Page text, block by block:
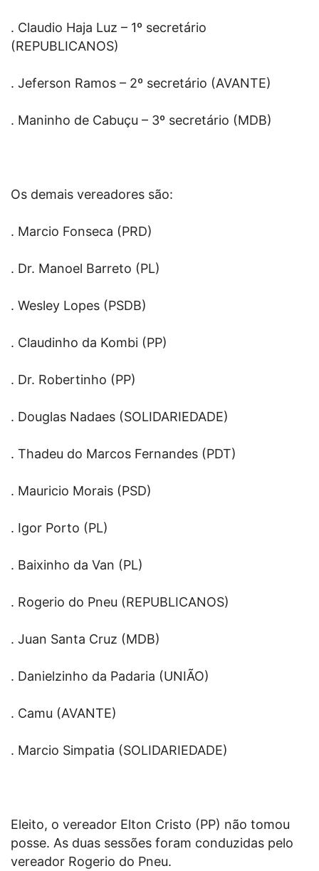
. Claudio Haja Luz – 1º secretário
(REPUBLICANOS)
. Jeferson Ramos – 2º secretário (AVANTE)
. Maninho de Cabuçu – 3º secretário (MDB)
Os demais vereadores são:
. Marcio Fonseca (PRD)
. Dr. Manoel Barreto (PL)
. Wesley Lopes (PSDB)
. Claudinho da Kombi (PP)
. Dr. Robertinho (PP)
. Douglas Nadaes (SOLIDARIEDADE)
. Thadeu do Marcos Fernandes (PDT)
. Mauricio Morais (PSD)
. Igor Porto (PL)
. Baixinho da Van (PL)
. Rogerio do Pneu (REPUBLICANOS)
. Juan Santa Cruz (MDB)
. Danielzinho da Padaria (UNIÃO)
. Camu (AVANTE)
. Marcio Simpatia (SOLIDARIEDADE)
Eleito, o vereador Elton Cristo (PP) não tomou
posse. As duas sessões foram conduzidas pelo
vereador Rogerio do Pneu.